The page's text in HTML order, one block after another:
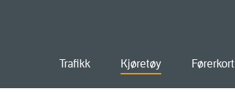
Trafikk Kjøretøy Førerkort